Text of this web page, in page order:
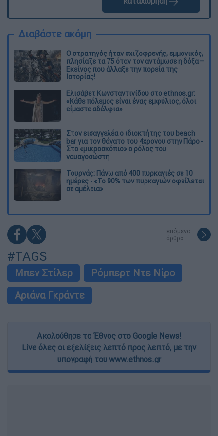
Διαβάστε ακόμη
O στρατηγός ήταν σχιζοφρενής, εμμονικός,
πλησίαζε τα 75 όταν τον αντάμωσε η δόξα –
Εκείνος που άλλαξε την πορεία της
Ιστορίας!
Ελισάβετ Κωνσταντινίδου στο ethnos.gr:
«Κάθε πόλεμος είναι ένας εμφύλιος, όλοι
είμαστε αδέλφια»
Στον εισαγγελέα ο ιδιοκτήτης του beach
bar για τον θάνατο του 4χρονου στην Πάρο -
Στο «μικροσκόπιο» ο ρόλος του
ναυαγοσώστη
Τουρνάς: Πάνω από 400 πυρκαγιές σε 10
ημέρες - «Το 90% των πυρκαγιών οφείλεται
σε αμέλεια»
επόμενο
άρθρο
#TAGS
Μπεν Στίλερ
Ρόμπερτ Ντε Νίρο
Αριάνα Γκράντε
Ακολούθησε το Έθνος στο Google News!
Live όλες οι εξελίξεις λεπτό προς λεπτό, με την
υπογραφή του www.ethnos.gr